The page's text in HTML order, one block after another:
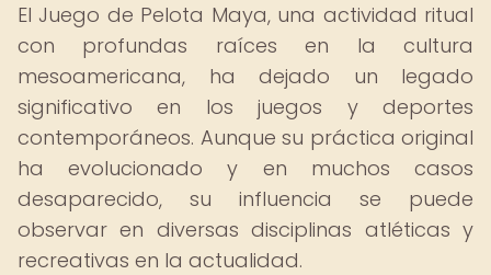
El Juego de Pelota Maya, una actividad ritual
con profundas raíces en la cultura
mesoamericana, ha dejado un legado
significativo en los juegos y deportes
contemporáneos. Aunque su práctica original
ha evolucionado y en muchos casos
desaparecido, su influencia se puede
observar en diversas disciplinas atléticas y
recreativas en la actualidad.